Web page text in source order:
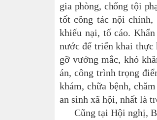
gia phòng, chống tội
tốt công tác nội chính,
khiếu nại, tố cáo.
nước để triển khai thực
gỡ vướng mắc, khó
án, công trình trọng
khám, chữa bệnh,
an sinh xã hội, nhất là
Cũng tại Hội nghị,